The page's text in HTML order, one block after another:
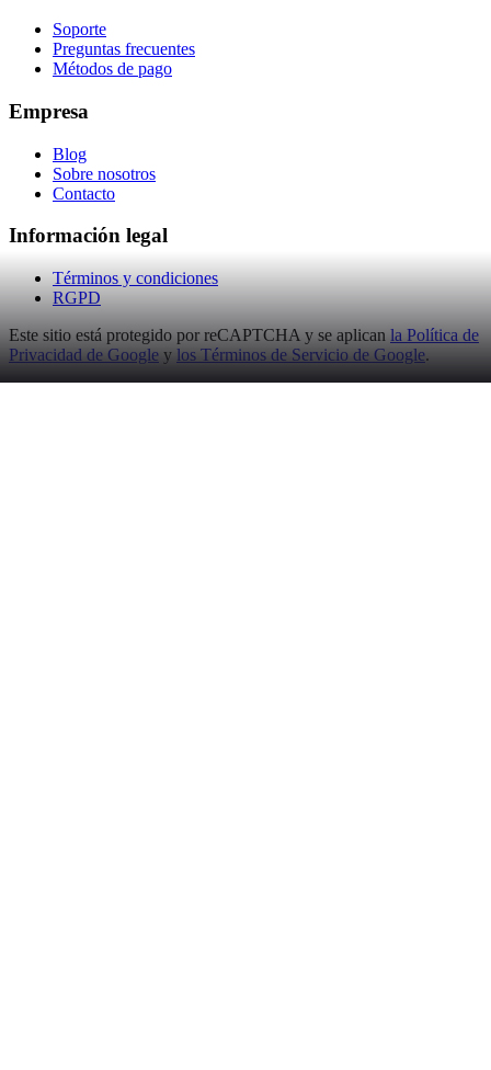
Soporte
Preguntas frecuentes
Métodos de pago
Empresa
Blog
Sobre nosotros
Contacto
Información legal
Términos y condiciones
RGPD
Este sitio está protegido por reCAPTCHA y se aplican la Política de
Privacidad de Google y los Términos de Servicio de Google.